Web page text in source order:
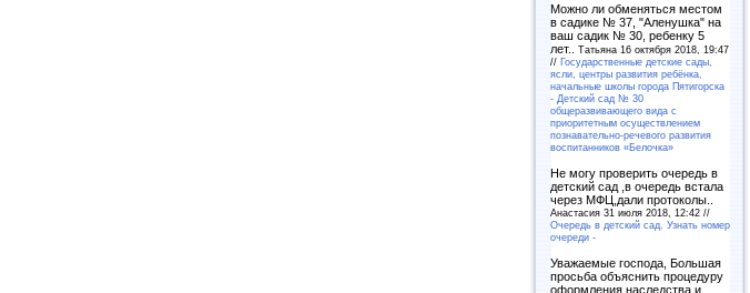
Можно ли обменяться местом
в садике № 37, "Аленушка" на
ваш садик № 30, ребенку 5
лет.. Татьяна 16 октября 2018, 19:47
// Государственные детские сады,
ясли, центры развития ребёнка,
начальные школы города Пятигорска
- Детский сад № 30
общеразвивающего вида с
приоритетным осуществлением
познавательно-речевого развития
воспитанников «Белочка»
Не могу проверить очередь в
детский сад ,в очередь встала
через МФЦ,дали протоколы..
Анастасия 31 июля 2018, 12:42 //
Очередь в детский сад. Узнать номер
очереди -
Уважаемые господа, Большая
просьба объяснить процедуру
оформления наследства и